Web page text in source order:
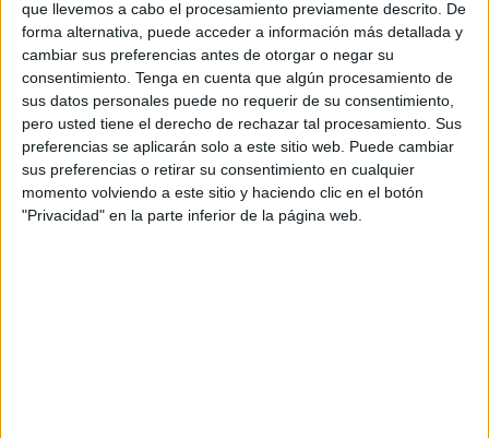
que llevemos a cabo el procesamiento previamente descrito. De
forma alternativa, puede acceder a información más detallada y
cambiar sus preferencias antes de otorgar o negar su
consentimiento. Tenga en cuenta que algún procesamiento de
sus datos personales puede no requerir de su consentimiento,
pero usted tiene el derecho de rechazar tal procesamiento. Sus
preferencias se aplicarán solo a este sitio web. Puede cambiar
sus preferencias o retirar su consentimiento en cualquier
momento volviendo a este sitio y haciendo clic en el botón
"Privacidad" en la parte inferior de la página web.
determinantes, como la penetración de internet en los hogares, la intención de
compra en línea o la inversión en redes y equipos asociados al uso de Internet.
Según este infome el impacto de internet en la economía española también se
refleja en otros conceptos no incluidos en el cálculo del PIB, como el comercio
electrónico entre empresas, la publicidad online o las compras offline que han
tenido su origen en búsquedas en la red. Tomando como referencia estos
concetos, en 2009 el comercio electrónico entre empresas ascendió a 157.00
millones de euros en 2009; la publicidad en línea, a 654 millones de euros; y las
compras offline con ogine en online supusieron 38.000 millones de euros.